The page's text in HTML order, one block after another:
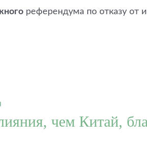
референдума по отказу от
чем Китай,